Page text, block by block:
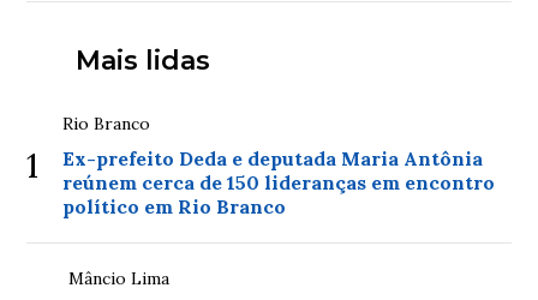
Mais lidas
1
Rio Branco
Ex-prefeito Deda e deputada Maria Antônia
reúnem cerca de 150 lideranças em encontro
político em Rio Branco
Mâncio Lima